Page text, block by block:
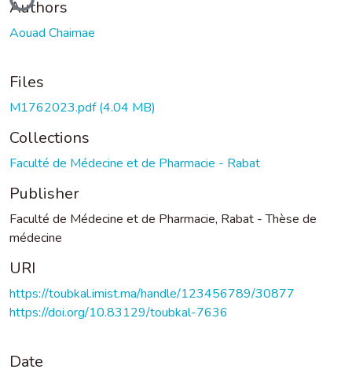
Authors
Aouad Chaimae
Files
M1762023.pdf(4.04 MB)
Collections
Faculté de Médecine et de Pharmacie - Rabat
Publisher
Faculté de Médecine et de Pharmacie, Rabat - Thèse de
médecine
URI
https://toubkal.imist.ma/handle/123456789/30877
https://doi.org/10.83129/toubkal-7636
Date